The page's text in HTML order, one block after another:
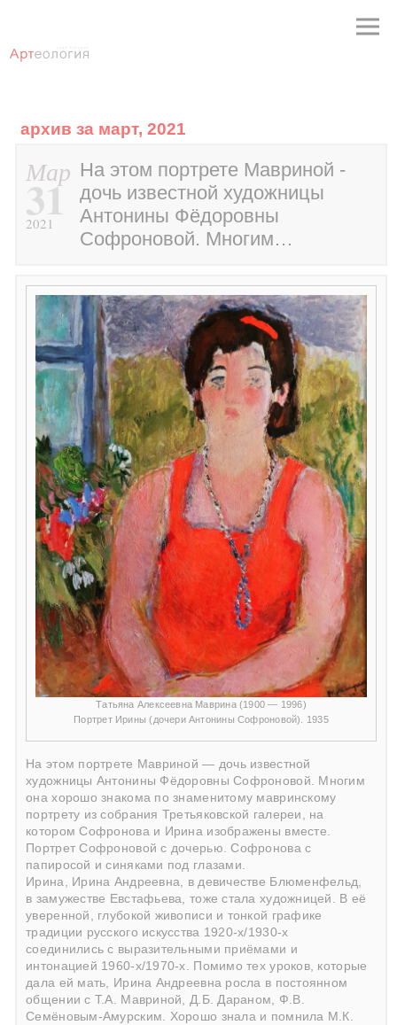
архив за март, 2021
Мар
31
2021
На этом портрете Мавриной -
дочь известной художницы
Антонины Фёдоровны
Софроновой. Многим…
Татьяна Алексеевна Маврина (1900 — 1996)
Портрет Ирины (дочери Антонины Софроновой). 1935
На этом портрете Мавриной — дочь известной
художницы Антонины Фёдоровны Софроновой. Многим
она хорошо знакома по знаменитому мавринскому
портрету из собрания Третьяковской галереи, на
котором Софронова и Ирина изображены вместе.
Портрет Софроновой с дочерью. Софронова с
папиросой и синяками под глазами.
Ирина, Ирина Андреевна, в девичестве Блюменфельд,
в замужестве Евстафьева, тоже стала художницей. В её
уверенной, глубокой живописи и тонкой графике
традиции русского искусства 1920-х/1930-х
соединились с выразительными приёмами и
интонацией 1960-х/1970-х. Помимо тех уроков, которые
дала ей мать, Ирина Андреевна росла в постоянном
общении с Т.А. Мавриной, Д.Б. Дараном, Ф.В.
Семёновым-Амурским. Хорошо знала и помнила М.К.